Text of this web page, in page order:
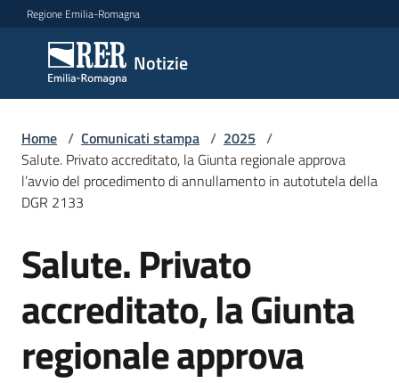
Vai al contenuto
Vai alla navigazione
Vai al footer
Regione Emilia-Romagna
Notizie
Notizie
Comunicati
stampa
Menu selezionato
Cerca
comunicato
Risorse
Home / Comunicati stampa / 2025 /
Salute. Privato accreditato, la Giunta regionale approva
l’avvio del procedimento di annullamento in autotutela della
DGR 2133
Salta al contenuto
Salute. Privato
accreditato, la Giunta
regionale approva